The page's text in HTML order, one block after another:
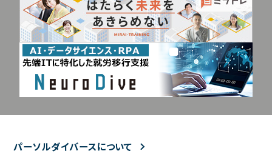
パーソルダイバースについて